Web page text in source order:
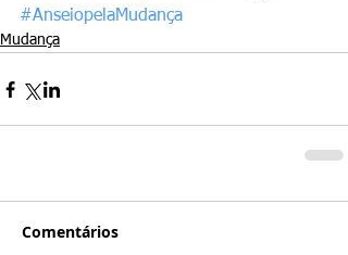
#AnseiopelaMudança
Mudança
Comentários